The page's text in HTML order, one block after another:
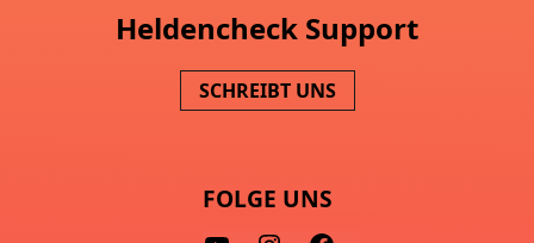
Heldencheck Support
SCHREIBT UNS
FOLGE UNS